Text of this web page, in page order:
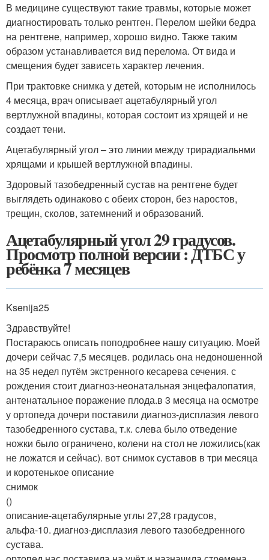
В медицине существуют такие травмы, которые может
диагностировать только рентген. Перелом шейки бедра
на рентгене, например, хорошо видно. Также таким
образом устанавливается вид перелома. От вида и
смещения будет зависеть характер лечения.
При трактовке снимка у детей, которым не исполнилось
4 месяца, врач описывает ацетабулярный угол
вертлужной впадины, которая состоит из хрящей и не
создает тени.
Ацетабулярный угол – это линии между трирадиальнми
хрящами и крышей вертлужной впадины.
Здоровый тазобедренный сустав на рентгене будет
выглядеть одинаково с обеих сторон, без наростов,
трещин, сколов, затемнений и образований.
Ацетабулярный угол 29 градусов.
Просмотр полной версии : ДТБС у
ребёнка 7 месяцев
Ksenija25
Здравствуйте!
Постараюсь описать поподробнее нашу ситуацию. Моей
дочери сейчас 7,5 месяцев. родилась она недоношенной
на 35 недел путём экстренного кесарева сечения. с
рождения стоит диагноз-неонатальная энцефалопатия,
антенатальное поражение плода.в 3 месяца на осмотре
у ортопеда дочери поставили диагноз-дисплазия левого
тазобедренного сустава, т.к. слева было отведение
ножки было ограничено, колени на стол не ложились(как
не ложатся и сейчас). вот снимок суставов в три месяца
и коротенькое описание
снимок
()
описание-ацетабулярные углы 27,28 градусов,
альфа-10. диагноз-дисплазия левого тазобедренного
сустава.